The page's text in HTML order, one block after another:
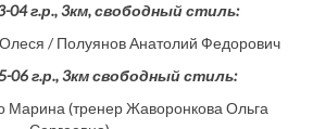
04 г.р., 3км, свободный стиль:
/ Полуянов Анатолий Федорович
06 г.р., 3км свободный стиль:
Марина (тренер Жаворонкова Ольга